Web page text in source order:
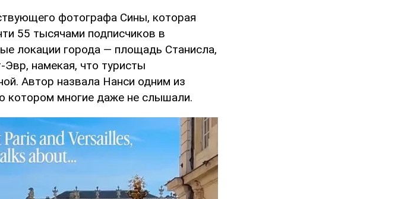
фотографа Сины, которая
55 тысячами подписчиков в
локации города — площадь Станисла,
намекая, что туристы
Автор назвала Нанси одним из
котором многие даже не слышали.